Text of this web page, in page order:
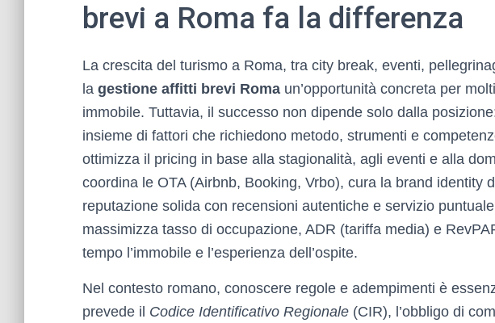
brevi a Roma fa la differenza
La crescita del turismo a Roma, tra city break, eventi,
la gestione affitti brevi Roma un’opportunità concreta per
immobile. Tuttavia, il successo non dipende solo dalla
insieme di fattori che richiedono metodo, strumenti e
ottimizza il pricing in base alla stagionalità, agli eventi e alla
coordina le OTA (Airbnb, Booking, Vrbo), cura la brand identity
reputazione solida con recensioni autentiche e servizio
massimizza tasso di occupazione, ADR (tariffa media) e
tempo l’immobile e l’esperienza dell’ospite.
Nel contesto romano, conoscere regole e adempimenti è
prevede il Codice Identificativo Regionale (CIR), l’obbligo di